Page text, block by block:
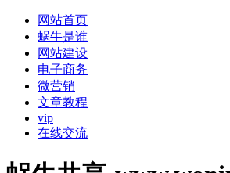
网站首页
蜗牛是谁
网站建设
电子商务
微营销
文章教程
vip
在线交流